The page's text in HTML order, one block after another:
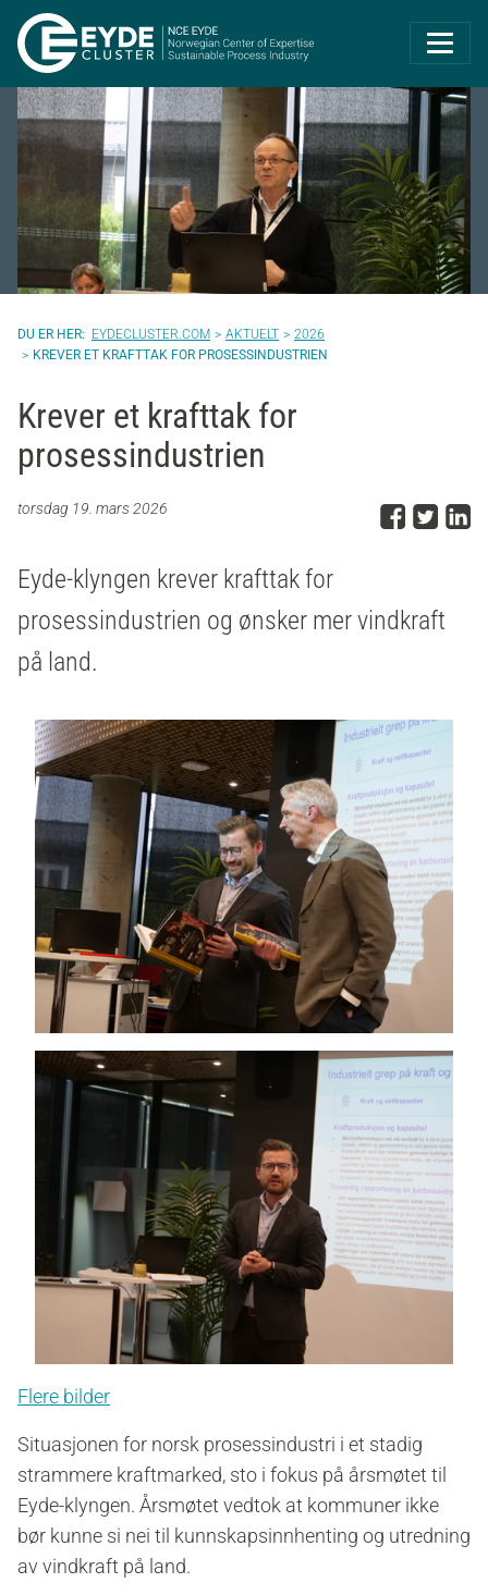
Eyde-Cluster |
EYDECLUSTER.COM AKTUELT
2026
KREVER ET KRAFTTAK FOR PROSESSINDUSTRIEN
Krever et krafttak for
prosessindustrien
torsdag 19. mars 2026 DelDel
Eyde-klyngen krever krafttak for
prosessindustrien og ønsker mer vindkraft
på land.
Flere bilder
Situasjonen for norsk prosessindustri i et stadig
strammere kraftmarked, sto i fokus på årsmøtet til
Eyde-klyngen. Årsmøtet vedtok at kommuner ikke
bør kunne si nei til kunnskapsinnhenting og utredning
av vindkraft på land.